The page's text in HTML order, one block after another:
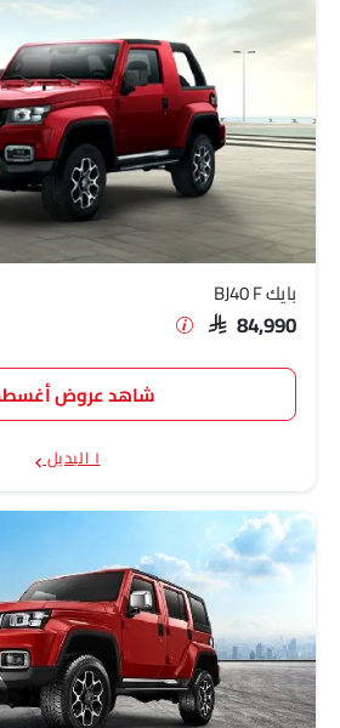
بايك BJ40 F
SAR 84,990
شاهد عروض
١ البديل